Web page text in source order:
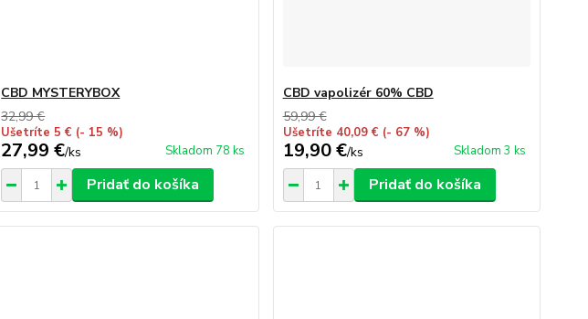
CBD MYSTERYBOX
32,99 €
Ušetríte 5 € (- 15 %)
27,99 €/ks Skladom 78 ks
Pridať do košíka
CBD vapolizér 60% CBD
59,99 €
Ušetríte 40,09 € (- 67 %)
19,90 €/ks Skladom 3 ks
Pridať do košíka